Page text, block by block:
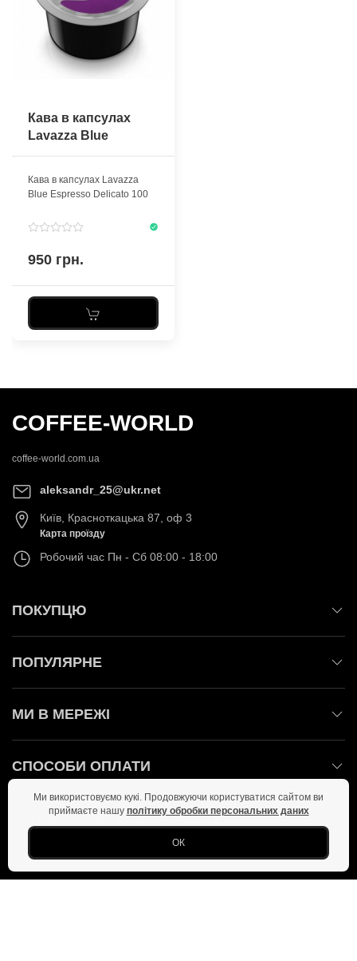
Кава в капсулах
Lavazza Blue
Espresso Delicato
Кава в капсулах Lavazza
Blue Espresso Delicato 100
950 грн.
COFFEE-WORLD
coffee-world.com.ua
aleksandr_25@ukr.net
Київ, Красноткацька 87, оф 3
Карта проїзду
Робочий час Пн - Сб 08:00 - 18:00
ПОКУПЦЮ
ПОПУЛЯРНЕ
МИ В МЕРЕЖІ
СПОСОБИ ОПЛАТИ
ЗАЛИШАЙТЕСЬ НА ЗВ'ЯЗКУ!
Ми використовуємо кукі. Продовжуючи користуватися сайтом ви
приймаєте нашу політику обробки персональних даних
ОК